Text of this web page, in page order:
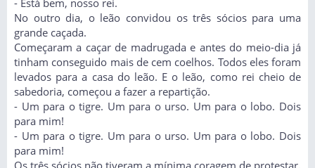
No outro dia, o leão convidou os três sócios para uma
grande caçada.
Começaram a caçar de madrugada e antes do meio-dia já
tinham conseguido mais de cem coelhos. Todos eles foram
levados para a casa do leão. E o leão, como rei cheio de
sabedoria, começou a fazer a repartição.
- Um para o tigre. Um para o urso. Um para o lobo. Dois
para mim!
- Um para o tigre. Um para o urso. Um para o lobo. Dois
para mim!
Os três sócios não tiveram a mínima coragem de protestar.